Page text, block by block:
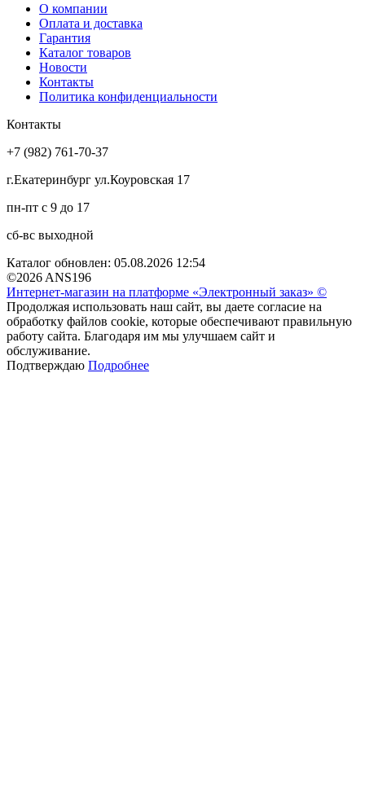
О компании
Оплата и доставка
Гарантия
Каталог товаров
Новости
Контакты
Политика конфиденциальности
Контакты
+7 (982) 761-70-37
г.Екатеринбург ул.Коуровская 17
пн-пт с 9 до 17
сб-вс выходной
Каталог обновлен: 05.08.2026 12:54
©2026 ANS196
Интернет-магазин на платформе «Электронный заказ» ©
Продолжая использовать наш сайт, вы даете согласие на
обработку файлов cookie, которые обеспечивают правильную
работу сайта. Благодаря им мы улучшаем сайт и
обслуживание.
Подтверждаю Подробнее